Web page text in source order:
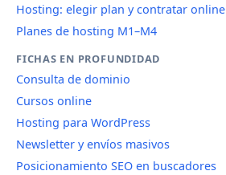
Hosting: elegir plan y contratar online
Planes de hosting M1–M4
FICHAS EN PROFUNDIDAD
Consulta de dominio
Cursos online
Hosting para WordPress
Newsletter y envíos masivos
Posicionamiento SEO en buscadores